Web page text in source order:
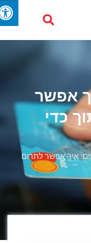
אפשר
כדי
איך אפשר לתרום